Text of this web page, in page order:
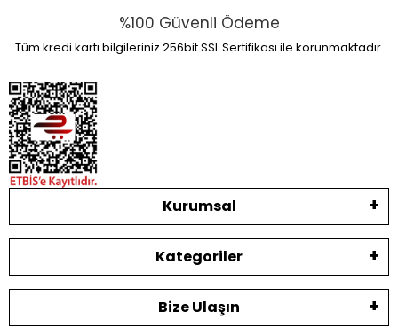
%100 Güvenli Ödeme
Tüm kredi kartı bilgileriniz 256bit SSL Sertifikası ile korunmaktadır.
Kurumsal
Kategoriler
Bize Ulaşın